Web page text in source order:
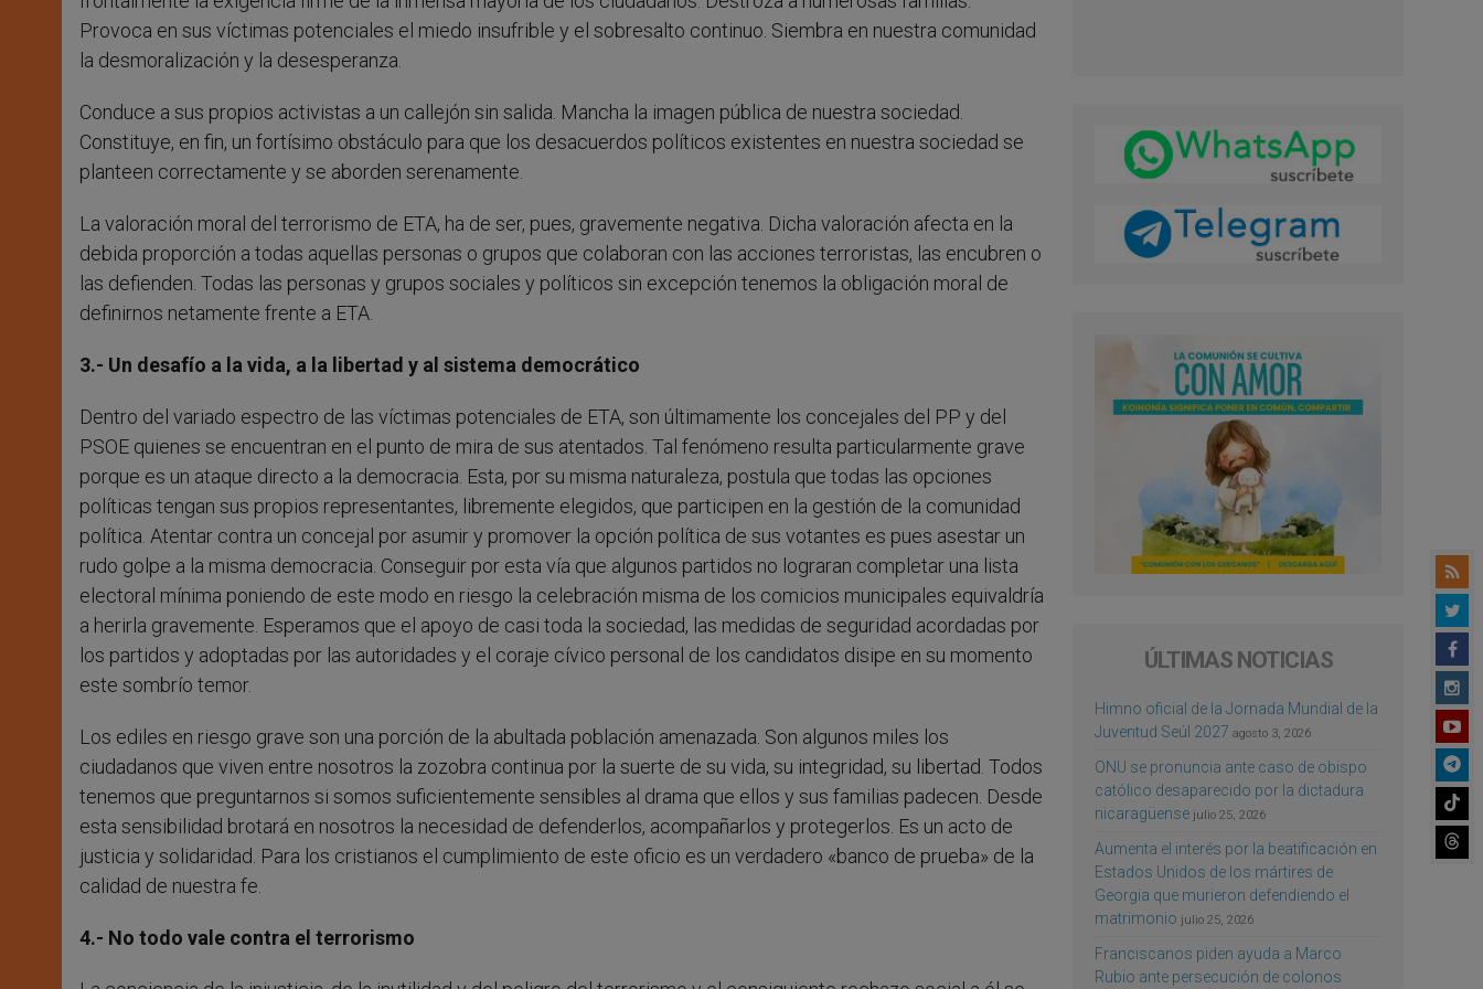
Provoca en sus víctimas potenciales el miedo insufrible y el sobresalto continuo. Siembra en nuestra comunidad
la desmoralización y la desesperanza.
Conduce a sus propios activistas a un callejón sin salida. Mancha la imagen pública de nuestra sociedad.
Constituye, en fin, un fortísimo obstáculo para que los desacuerdos políticos existentes en nuestra sociedad se
planteen correctamente y se aborden serenamente.
La valoración moral del terrorismo de ETA, ha de ser, pues, gravemente negativa. Dicha valoración afecta en la
debida proporción a todas aquellas personas o grupos que colaboran con las acciones terroristas, las encubren o
las defienden. Todas las personas y grupos sociales y políticos sin excepción tenemos la obligación moral de
definirnos netamente frente a ETA.
3.- Un desafío a la vida, a la libertad y al sistema democrático
Dentro del variado espectro de las víctimas potenciales de ETA, son últimamente los concejales del PP y del
PSOE quienes se encuentran en el punto de mira de sus atentados. Tal fenómeno resulta particularmente grave
porque es un ataque directo a la democracia. Esta, por su misma naturaleza, postula que todas las opciones
políticas tengan sus propios representantes, libremente elegidos, que participen en la gestión de la comunidad
política. Atentar contra un concejal por asumir y promover la opción política de sus votantes es pues asestar un
rudo golpe a la misma democracia. Conseguir por esta vía que algunos partidos no lograran completar una lista
electoral mínima poniendo de este modo en riesgo la celebración misma de los comicios municipales equivaldría
a herirla gravemente. Esperamos que el apoyo de casi toda la sociedad, las medidas de seguridad acordadas por
los partidos y adoptadas por las autoridades y el coraje cívico personal de los candidatos disipe en su momento
este sombrío temor.
Los ediles en riesgo grave son una porción de la abultada población amenazada. Son algunos miles los
ciudadanos que viven entre nosotros la zozobra continua por la suerte de su vida, su integridad, su libertad. Todos
tenemos que preguntarnos si somos suficientemente sensibles al drama que ellos y sus familias padecen. Desde
esta sensibilidad brotará en nosotros la necesidad de defenderlos, acompañarlos y protegerlos. Es un acto de
justicia y solidaridad. Para los cristianos el cumplimiento de este oficio es un verdadero «banco de prueba» de la
calidad de nuestra fe.
4.- No todo vale contra el terrorismo
ÚLTIMAS NOTICIAS
Himno oficial de la Jornada Mundial de la
Juventud Seúl 2027 agosto 3, 2026
ONU se pronuncia ante caso de obispo
católico desaparecido por la dictadura
nicaragüense julio 25, 2026
Aumenta el interés por la beatificación en
Estados Unidos de los mártires de
Georgia que murieron defendiendo el
matrimonio julio 25, 2026
Franciscanos piden ayuda a Marco
Rubio ante persecución de colonos